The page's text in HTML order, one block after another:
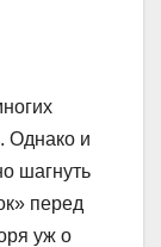
Однако и
шагнуть
перед
уж о